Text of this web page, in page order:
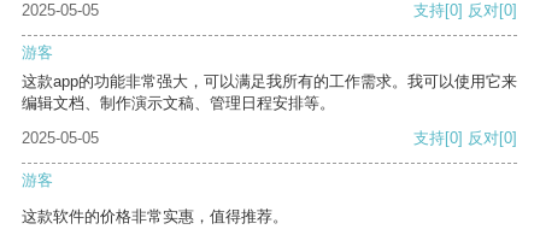
2025-05-05 支持[0] 反对[0]
游客
这款app的功能非常强大，可以满足我所有的工作需求。我可以使用它来
编辑文档、制作演示文稿、管理日程安排等。
2025-05-05
支持[0] 反对[0]
游客
这款软件的价格非常实惠，值得推荐。